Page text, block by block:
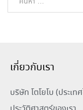
เกี่ยวกับเรา
บริษัท โตโยโบ (ประเท